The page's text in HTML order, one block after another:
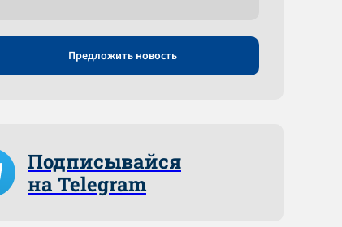
Предложить новость
Подписывайся
на Telegram